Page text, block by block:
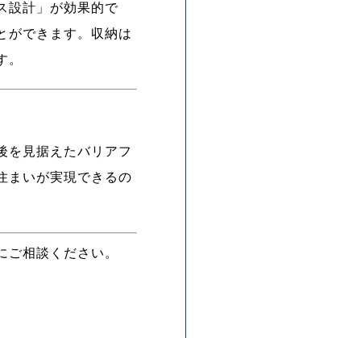
設計」が効果的で
ができます。収納は
を見据えたバリアフ
まいが実現できるの
相談ください。